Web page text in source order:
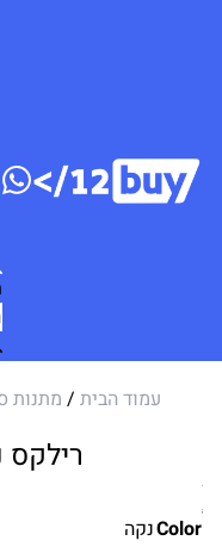
עמוד הבית / מתנות
רילקס
Colorנקה